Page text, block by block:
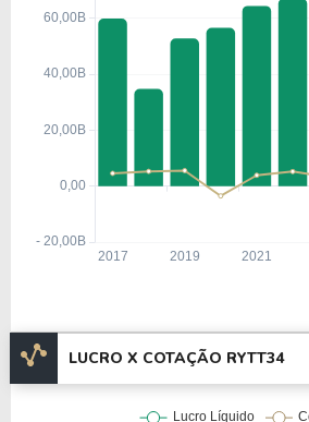
uma das maiores empresas de
Raytheon Company
consolidado no desenvolvimento
significativas para programas
segurança nacional dos Estados
desenvolvimento do
industriais, como aPratt &
motores a jato, e aCollins
de sistemas para aviação
LUCRO X COTAÇÃO RYTT34